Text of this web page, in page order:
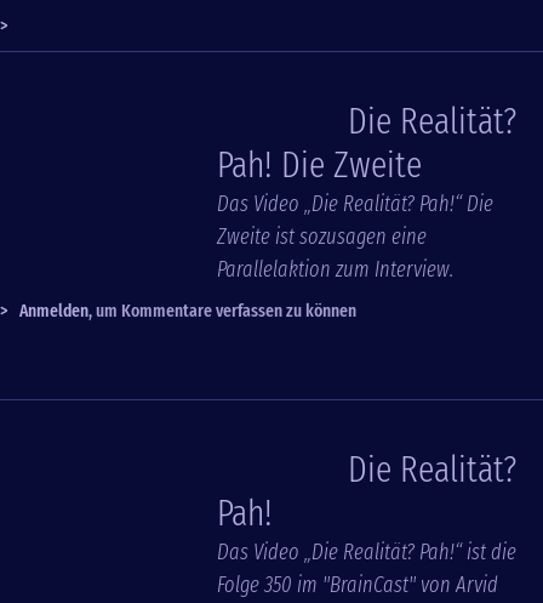
>
Die Realität?
Pah! Die Zweite
Das Video „Die Realität? Pah!“ Die
Zweite ist sozusagen eine
Parallelaktion zum Interview.
> Anmelden, um Kommentare verfassen zu können
Die Realität?
Pah!
Das Video „Die Realität? Pah!“ ist die
Folge 350 im "BrainCast" von Arvid